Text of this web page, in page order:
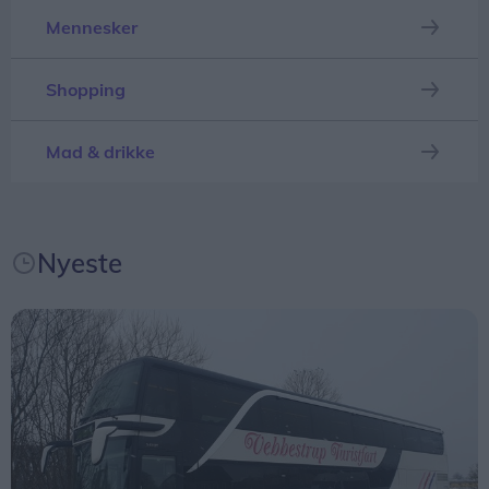
Mennesker
Shopping
Mad & drikke
Nyeste